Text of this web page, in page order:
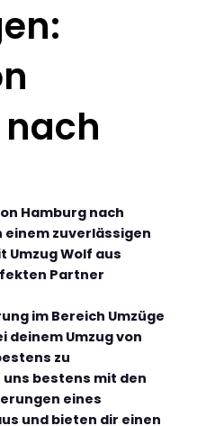
Hamburg nach
einem zuverlässigen
Umzug Wolf aus
Partner
im Bereich Umzüge
deinem Umzug von
zu
bestens mit den
eines
und bieten dir einen